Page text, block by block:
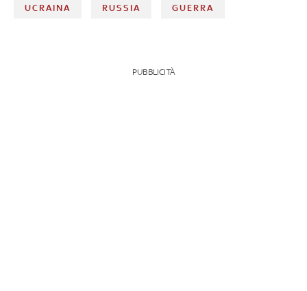
UCRAINA RUSSIA GUERRA
PUBBLICITÀ